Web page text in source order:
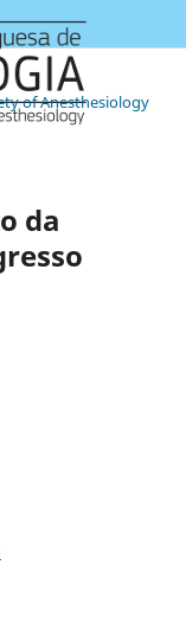
of Anesthesiology
da